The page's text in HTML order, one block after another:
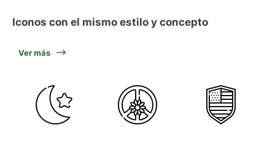
Iconos con el mismo estilo y concepto
Ver más